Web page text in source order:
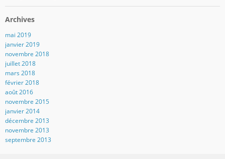
Archives
mai 2019
janvier 2019
novembre 2018
juillet 2018
mars 2018
février 2018
août 2016
novembre 2015
janvier 2014
décembre 2013
novembre 2013
septembre 2013